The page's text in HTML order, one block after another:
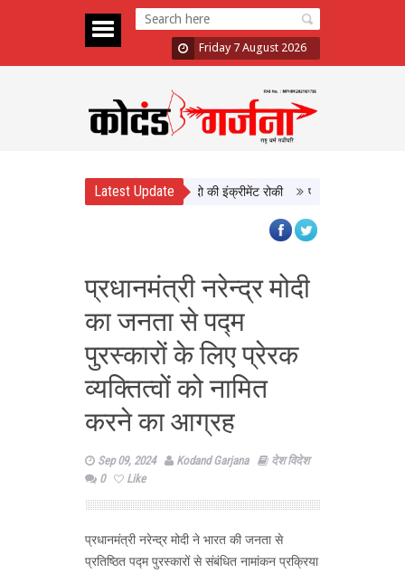
Friday 7 August 2026
Latest Update
दिखाई सख्ती, 3 अधिकारी निलंबित; दो की इंक्रीमेंट रोकी पंजाब चुनाव से पहले PM
प्रधानमंत्री नरेन्द्र मोदी
का जनता से पद्म
पुरस्कारों के लिए प्रेरक
व्यक्तित्वों को नामित
करने का आग्रह
Sep 09, 2024 Kodand Garjana
देश विदेश
0
Like
प्रधानमंत्री नरेन्द्र मोदी ने भारत की जनता से
प्रतिष्ठित पद्म पुरस्कारों से संबंधित नामांकन प्रक्रिया